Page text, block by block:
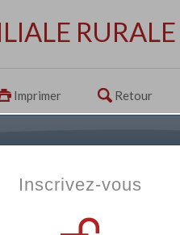
RURALE
Imprimer Retour
LOUDEAC CEDEX
Inscrivez-vous